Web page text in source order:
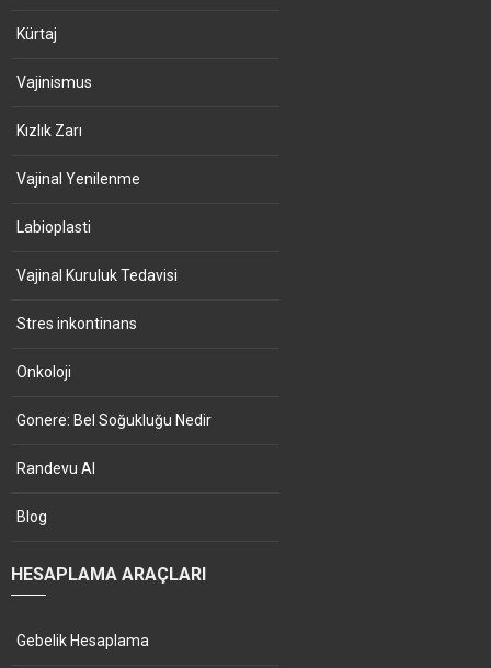
Kürtaj
Vajinismus
Kızlık Zarı
Vajinal Yenilenme
Labioplasti
Vajinal Kuruluk Tedavisi
Stres inkontinans
Onkoloji
Gonere: Bel Soğukluğu Nedir
Randevu Al
Blog
HESAPLAMA ARAÇLARI
Gebelik Hesaplama